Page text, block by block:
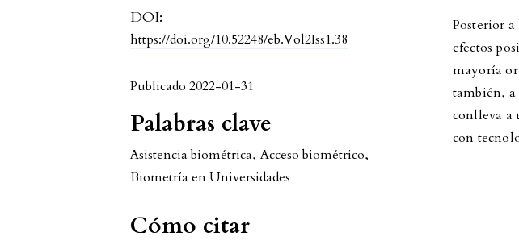
DOI:
https://doi.org/10.52248/eb.Vol2Iss1.38
Publicado 2022-01-31
Palabras clave
Asistencia biométrica, Acceso biométrico,
Biometría en Universidades
Cómo citar
Posterior
efectos
mayoría
también, a
conlleva a
con